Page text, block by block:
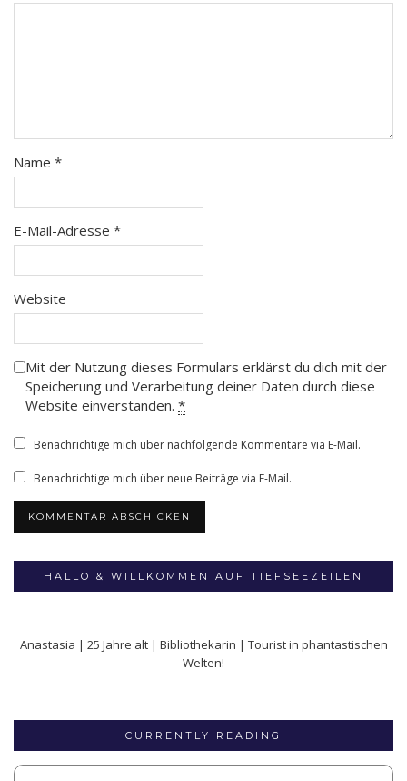
Name *
E-Mail-Adresse *
Website
Mit der Nutzung dieses Formulars erklärst du dich mit der
Speicherung und Verarbeitung deiner Daten durch diese
Website einverstanden. *
Benachrichtige mich über nachfolgende Kommentare via E-Mail.
Benachrichtige mich über neue Beiträge via E-Mail.
HALLO & WILLKOMMEN AUF TIEFSEEZEILEN
Anastasia | 25 Jahre alt | Bibliothekarin | Tourist in phantastischen
Welten!
CURRENTLY READING